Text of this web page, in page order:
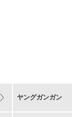
ヤングガンガン